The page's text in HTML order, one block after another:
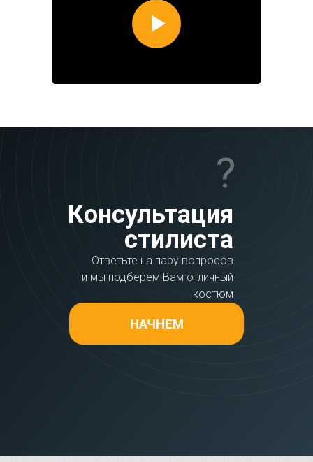
?
Консультация
стилиста
Ответьте на пару вопросов
и мы подберем Вам отличный
костюм
НАЧНЕМ